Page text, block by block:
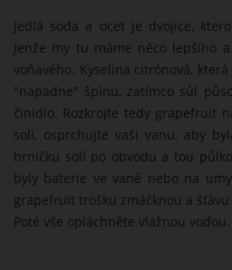
Jedlá soda a ocet je dvojice,
Jenže my tu máme něco lepšího
voňavého. Kyselina citrónová,
"napadne" špínu, zatímco sůl
činidlo. Rozkrojte tedy grapefruit
solí, osprchujte vaši vanu, aby
hrníčku solí po obvodu a tou
byly baterie ve vaně nebo na
grapefruit trošku zmáčknou a
Poté vše opláchněte vlažnou vodou.